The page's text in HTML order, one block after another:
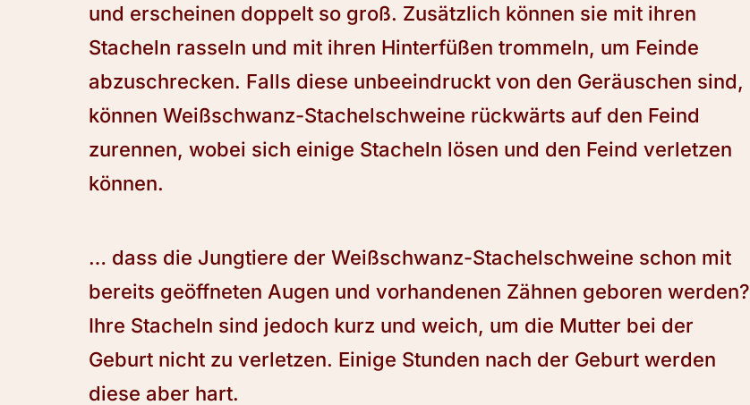
und erscheinen doppelt so groß. Zusätzlich können sie mit ihren
Stacheln rasseln und mit ihren Hinterfüßen trommeln, um Feinde
abzuschrecken. Falls diese unbeeindruckt von den Geräuschen sind,
können Weißschwanz-Stachelschweine rückwärts auf den Feind
zurennen, wobei sich einige Stacheln lösen und den Feind verletzen
können.
… dass die Jungtiere der Weißschwanz-Stachelschweine schon mit
bereits geöffneten Augen und vorhandenen Zähnen geboren werden?
Ihre Stacheln sind jedoch kurz und weich, um die Mutter bei der
Geburt nicht zu verletzen. Einige Stunden nach der Geburt werden
diese aber hart.